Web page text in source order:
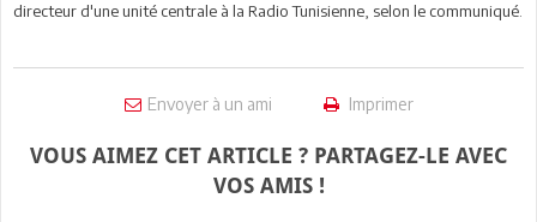
directeur d'une unité centrale à la Radio Tunisienne, selon le communiqué.
Envoyer à un ami Imprimer
VOUS AIMEZ CET ARTICLE ? PARTAGEZ-LE AVEC
VOS AMIS !